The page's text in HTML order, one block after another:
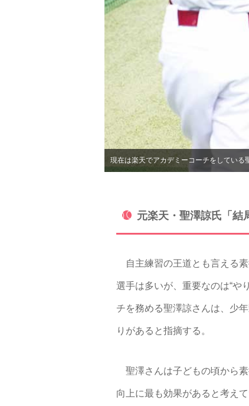
現在は楽天でアカデミーコーチをしている
元楽天・聖澤諒氏「結
自主練習の王道とも言える
選手は多いが、重要なのは“や
チを務める聖澤諒さんは、少
りがあると指摘する。
聖澤さんは子どもの頃から
向上に最も効果があると考え